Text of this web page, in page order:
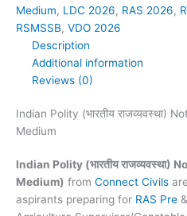
:
Hindi
Medium
quantity
Medium, LDC 2026, RAS 2026,
RSMSSB, VDO 2026
Description
Additional information
Reviews (0)
Indian Polity (भारतीय राजव्यवस्था)
Medium
Indian Polity (भारतीय
Medium) from Connect Civils
aspirants preparing for RAS Pre